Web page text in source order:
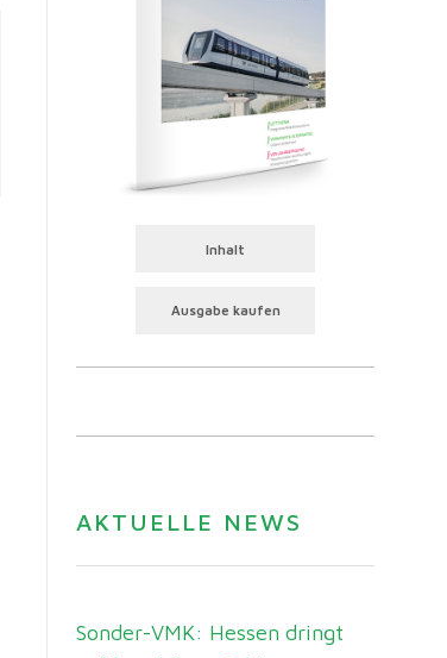
Inhalt
Ausgabe kaufen
AKTUELLE NEWS
Sonder-VMK: Hessen dringt